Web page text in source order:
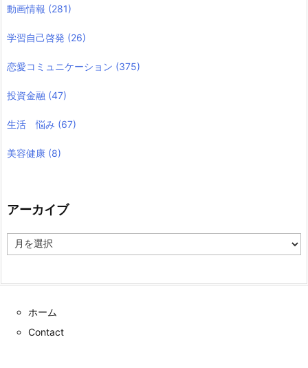
動画情報 (281)
学習自己啓発 (26)
恋愛コミュニケーション (375)
投資金融 (47)
生活 悩み (67)
美容健康 (8)
アーカイブ
ー
ホーム
Contact